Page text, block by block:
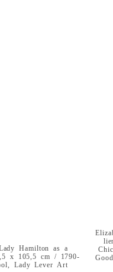
Hamilton as a
x 105,5 cm / 1790-
Lady Lever Art